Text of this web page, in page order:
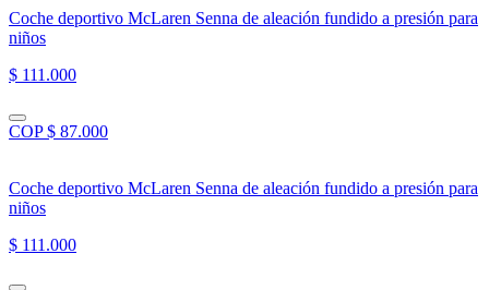
Coche deportivo McLaren Senna de aleación fundido a presión para
niños
$ 111.000
COP $ 87.000
Coche deportivo McLaren Senna de aleación fundido a presión para
niños
$ 111.000